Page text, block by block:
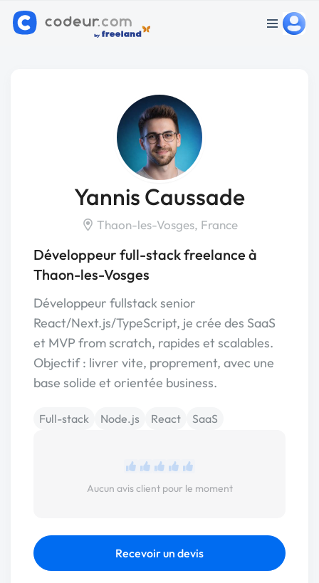
Yannis Caussade
Thaon-les-Vosges, France
Développeur full-stack freelance à
Thaon-les-Vosges
Développeur fullstack senior
React/Next.js/TypeScript, je crée des SaaS
et MVP from scratch, rapides et scalables.
Objectif : livrer vite, proprement, avec une
base solide et orientée business.
Full-stack Node.js React SaaS
Aucun avis client pour le moment
Recevoir un devis